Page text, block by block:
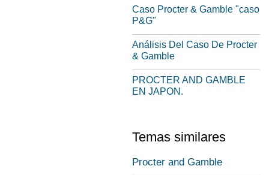
Caso Procter & Gamble "caso
P&G"
Análisis Del Caso De Procter
& Gamble
PROCTER AND GAMBLE
EN JAPON.
Temas similares
Procter and Gamble